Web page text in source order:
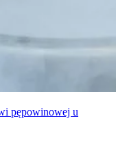
pępowinowej u